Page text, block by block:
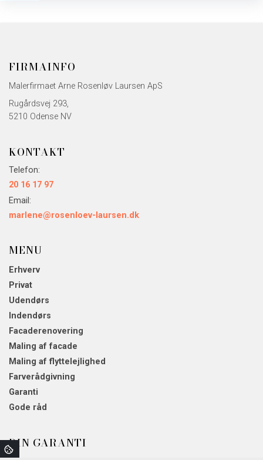
FIRMAINFO
Malerfirmaet Arne Rosenløv Laursen ApS
Rugårdsvej 293,
5210 Odense NV
KONTAKT
Telefon:
20 16 17 97
Email:
marlene@rosenloev-laursen.dk
MENU
Erhverv
Privat
Udendørs
Indendørs
Facaderenovering
Maling af facade
Maling af flyttelejlighed
Farverådgivning
Garanti
Gode råd
DIN GARANTI